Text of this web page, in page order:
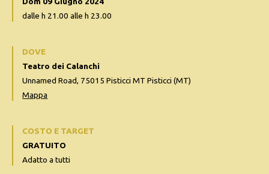
dalle h 21.00 alle h 23.00
DOVE
Teatro dei Calanchi
Unnamed Road, 75015 Pisticci MT Pisticci (MT)
Mappa
COSTO E TARGET
GRATUITO
Adatto a tutti